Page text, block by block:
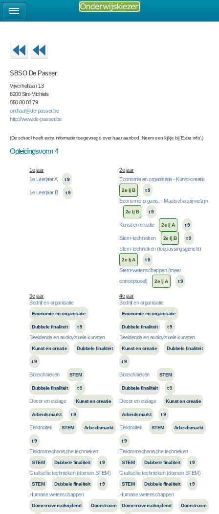
SBSO De Passer
Vijverhoflaan 13
8200 Sint-Michiels
050 80 00 79
onthaal@de-passer.be
http://www.de-passer.be
(De school heeft extra informatie toegevoegd over haar aanbod. Neem een kijkje bij 'Extra info'.)
Opleidingsvorm 4
1e jaar
2e jaar
1e Leerjaar A
t 9
1e Leerjaar B t 9
Economie en organisatie - Kunst-creatie
2e lj B t 9
Economie-organis. - Maatschappij-welzijn
2e lj B t 9
Kunst en creatie 2e lj A t 9
Stem-technieken 2e lj B t 9
Stem-technieken (toepassingsgericht)
2e lj A t 9
Stem-wetenschappen (meer
conceptueel)
2e lj A t 9
3e jaar
4e jaar
Bedrijf en organisatie
Economie en organisatie
Dubbele finaliteit t 9
Beeldende en audiovisuele kunsten
Kunst en creatie Dubbele finaliteit
t 9
Biotechnieken STEM
Dubbele finaliteit t 9
Decor en etalage Kunst en creatie
Arbeidsmarkt t 9
Elektriciteit STEM Arbeidsmarkt
t 9
Elektromechanische technieken
STEM Dubbele finaliteit t 9
Grafische technieken (domein STEM)
STEM Dubbele finaliteit t 9
Humane wetenschappen
Domeinoverschrijdend Doorstroom
Bedrijf en organisatie
Economie en organisatie
Dubbele finaliteit t 9
Beeldende en audiovisuele kunsten
Kunst en creatie Dubbele finaliteit
t 9
Biotechnieken STEM
Dubbele finaliteit t 9
Decor en etalage Kunst en creatie
Arbeidsmarkt t 9
Elektriciteit STEM Arbeidsmarkt
t 9
Elektromechanische technieken
STEM Dubbele finaliteit t 9
Grafische technieken (domein STEM)
STEM Dubbele finaliteit t 9
Humane wetenschappen
Domeinoverschrijdend Doorstroom